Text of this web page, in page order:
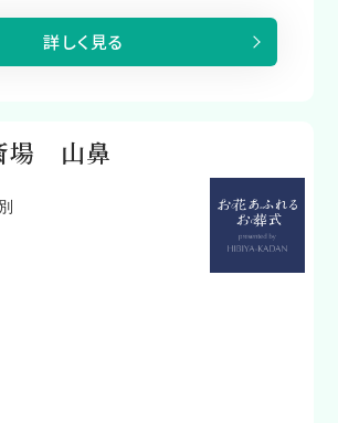
詳しく見る
場 山鼻